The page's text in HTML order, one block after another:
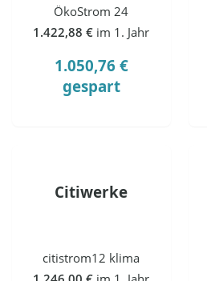
ÖkoStrom 24
1.422,88 € im 1. Jahr
1.050,76 €
gespart
Citiwerke
citistrom12 klima